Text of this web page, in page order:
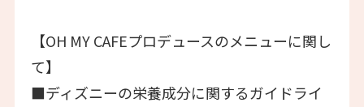
【OH MY CAFEプロデュースのメニューに関し
て】
■ディズニーの栄養成分に関するガイドライ